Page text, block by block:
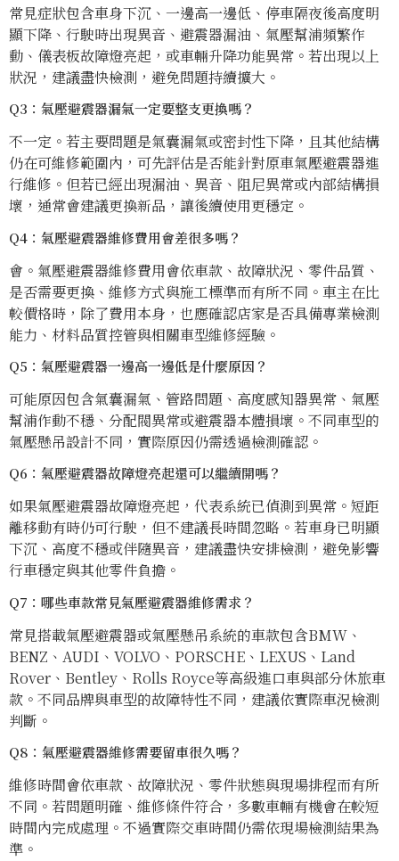
常見症狀包含車身下沉、一邊高一邊低、停車隔夜後高度明
顯下降、行駛時出現異音、避震器漏油、氣壓幫浦頻繁作
動、儀表板故障燈亮起，或車輛升降功能異常。若出現以上
狀況，建議盡快檢測，避免問題持續擴大。
Q3：氣壓避震器漏氣一定要整支更換嗎？
不一定。若主要問題是氣囊漏氣或密封性下降，且其他結構
仍在可維修範圍內，可先評估是否能針對原車氣壓避震器進
行維修。但若已經出現漏油、異音、阻尼異常或內部結構損
壞，通常會建議更換新品，讓後續使用更穩定。
Q4：氣壓避震器維修費用會差很多嗎？
會。氣壓避震器維修費用會依車款、故障狀況、零件品質、
是否需要更換、維修方式與施工標準而有所不同。車主在比
較價格時，除了費用本身，也應確認店家是否具備專業檢測
能力、材料品質控管與相關車型維修經驗。
Q5：氣壓避震器一邊高一邊低是什麼原因？
可能原因包含氣囊漏氣、管路問題、高度感知器異常、氣壓
幫浦作動不穩、分配閥異常或避震器本體損壞。不同車型的
氣壓懸吊設計不同，實際原因仍需透過檢測確認。
Q6：氣壓避震器故障燈亮起還可以繼續開嗎？
如果氣壓避震器故障燈亮起，代表系統已偵測到異常。短距
離移動有時仍可行駛，但不建議長時間忽略。若車身已明顯
下沉、高度不穩或伴隨異音，建議盡快安排檢測，避免影響
行車穩定與其他零件負擔。
Q7：哪些車款常見氣壓避震器維修需求？
常見搭載氣壓避震器或氣壓懸吊系統的車款包含BMW、
BENZ、AUDI、VOLVO、PORSCHE、LEXUS、Land
Rover、Bentley、Rolls Royce等高級進口車與部分休旅車
款。不同品牌與車型的故障特性不同，建議依實際車況檢測
判斷。
Q8：氣壓避震器維修需要留車很久嗎？
維修時間會依車款、故障狀況、零件狀態與現場排程而有所
不同。若問題明確、維修條件符合，多數車輛有機會在較短
時間內完成處理。不過實際交車時間仍需依現場檢測結果為
準。